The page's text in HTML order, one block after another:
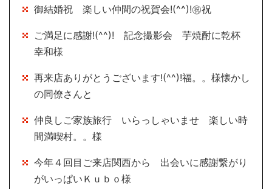
御結婚祝 楽しい仲間の祝賀会!(^^)!㊗祝
ご満足に感謝!(^^)! 記念撮影会 芋焼酎に乾杯
幸和様
再来店ありがとうございます!(^^)!福。。様懐かし
の同僚さんと
仲良しご家族旅行 いらっしゃいませ 楽しい時
間満喫村。。様
今年４回目ご来店関西から 出会いに感謝繋がり
がいっぱいＫｕｂｏ様